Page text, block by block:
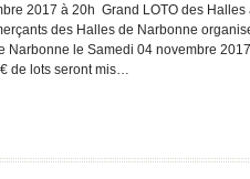
2017 à 20h Grand LOTO des Halles
des Halles de Narbonne
Narbonne le Samedi 04 novembre
de lots seront mis…